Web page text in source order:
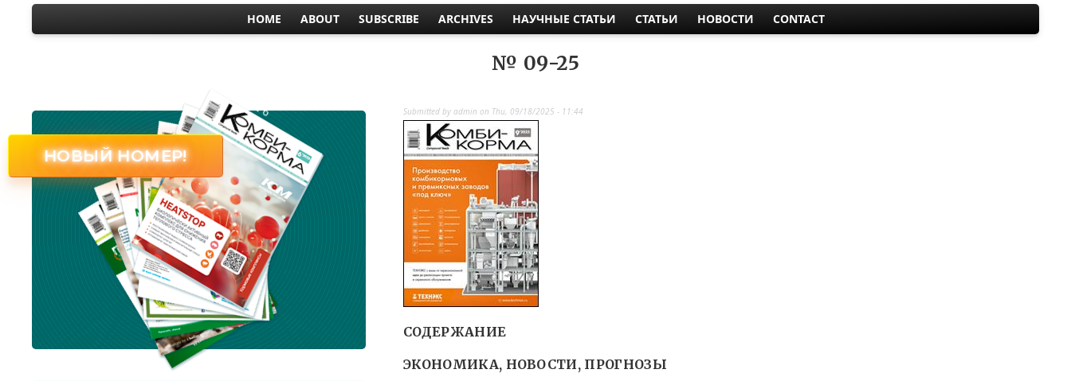
HOME ABOUT SUBSCRIBE ARCHIVES НАУЧНЫЕ СТАТЬИ СТАТЬИ НОВОСТИ CONTACT
№ 09-25
Submitted by admin on Thu, 09/18/2025 - 11:44
СОДЕРЖАНИЕ
ЭКОНОМИКА, НОВОСТИ, ПРОГНОЗЫ
НОВЫЙ НОМЕР!
№ 6